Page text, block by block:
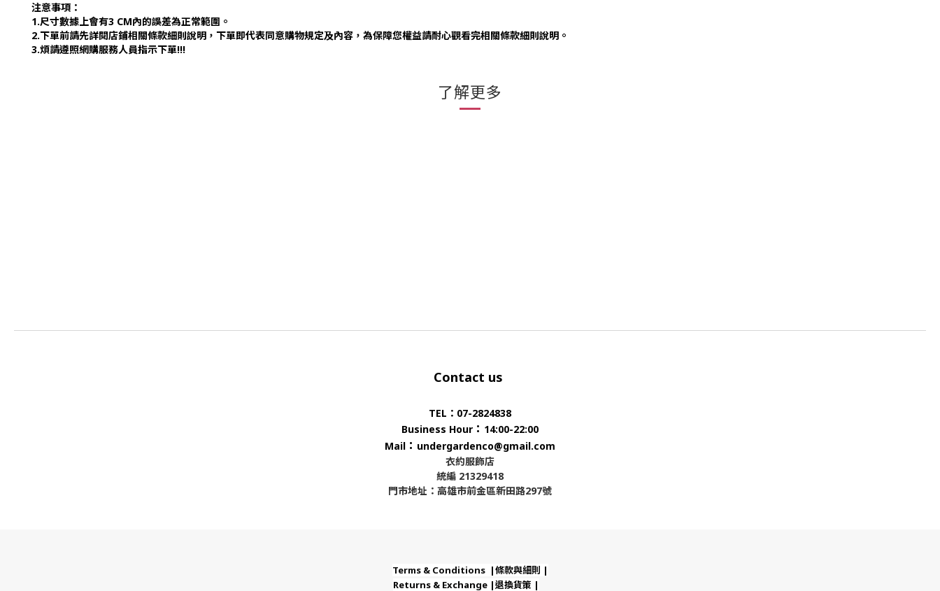
注意事項：
1.尺寸數據上會有3 CM內的誤差為正常範圍。
2.下單前請先詳閱店鋪相關條款細則說明，下單即代表同意購物規定及內容，為保障您權益請耐心觀看完相關條款細則說明。
3.煩請遵照網購服務人員指示下單!!!
了解更多
Contact us
TEL：07-2824838
Business Hour ： 14:00-22:00
Mail ： undergardenco@gmail.com
衣約服飾店
統編 21329418
門市地址：高雄市前金區新田路297號
Terms & Conditions |條款與細則 |
Returns & Exchange |退換貨策 |